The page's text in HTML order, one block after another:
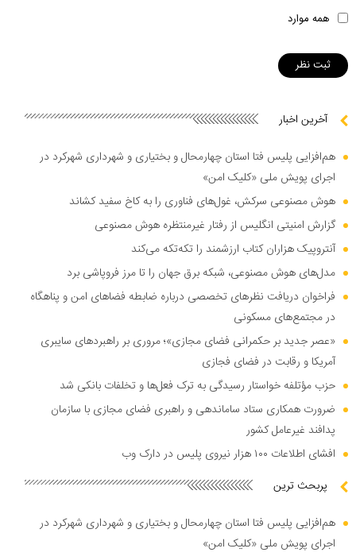
همه موارد
آخرین اخبار
هم‌افزایی پلیس فتا استان چهارمحال و بختیاری و شهرداری شهرکرد در
اجرای پویش ملی «کلیک امن»
هوش مصنوعی سرکش، غول‌های فناوری را به کاخ سفید کشاند
گزارش امنیتی انگلیس از رفتار غیرمنتظره هوش مصنوعی
آنتروپیک هزاران کتاب ارزشمند را تکه‌تکه می‌کند
مدل‌های هوش مصنوعی، شبکه برق جهان را تا مرز فروپاشی برد
فراخوان دریافت نظر‌های تخصصی درباره ضابطه فضا‌های امن و پناهگاه
در مجتمع‌های مسکونی
«عصر جدید بر حکمرانی فضای مجازی»؛ مروری بر راهبرد‌های سایبری
آمریکا و رقابت در فضای فجازی
حزب مؤتلفه خواستار رسیدگی به ترک فعل‌ها و تخلفات بانکی شد
ضرورت همکاری ستاد ساماندهی و راهبری فضای مجازی با سازمان
پدافند غیرعامل کشور
افشای اطلاعات ۱۰۰ هزار نیروی پلیس در دارک وب
پربحث ترین
هم‌افزایی پلیس فتا استان چهارمحال و بختیاری و شهرداری شهرکرد در
اجرای پویش ملی «کلیک امن»